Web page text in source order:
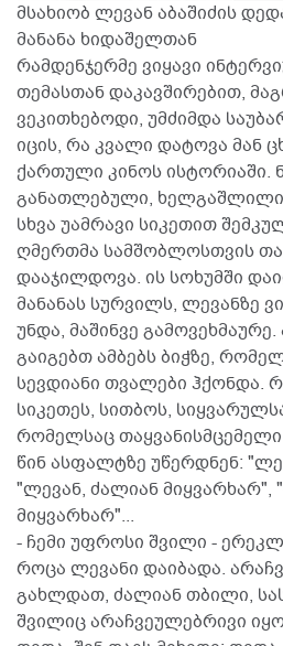
მსახიობ ლევან აბაშიძის
მანანა ხიდაშელთან
რამდენჯერმე ვიყავი
თემასთან დაკავშირებით,
ვეკითხებოდი, უმძიმდა
იცის, რა კვალი დატოვა მან
ქართული კინოს ისტორიაში.
განათლებული,
სხვა უამრავი სიკეთით
ღმერთმა სამშობლოსთვის
დააჯილდოვა. ის სოხუმში
მანანას სურვილს, ლევანზე
უნდა, მაშინვე
გაიგებთ ამბებს ბიჭზე,
სევდიანი თვალები ჰქონდა.
სიკეთეს, სითბოს,
რომელსაც
წინ ასფალტზე უწერდნენ:
"ლევან, ძალიან
მიყვარხარ"...
- ჩემი უფროსი შვილი -
როცა ლევანი დაიბადა.
გახლდათ, ძალიან თბილი,
შვილიც არაჩვეულებრივი